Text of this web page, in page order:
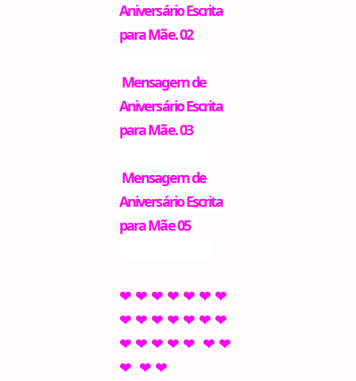
Aniversário Escrita
para Mãe. 02
Mensagem de
Aniversário Escrita
para Mãe. 03
Mensagem de
Aniversário Escrita
para Mãe 05
❤ ❤ ❤ ❤ ❤ ❤ ❤
❤ ❤ ❤ ❤ ❤ ❤ ❤
❤ ❤ ❤ ❤ ❤ ❤ ❤
❤ ❤ ❤